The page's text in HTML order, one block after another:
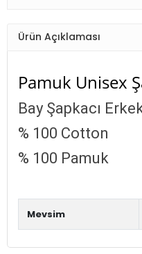
Ürün Açıklaması
Pamuk Unisex
Bay Şapkacı
% 100 Cotton
% 100 Pamuk
Mevsim